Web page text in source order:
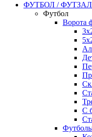
ФУТБОЛ /
Футбол
Ворота
С